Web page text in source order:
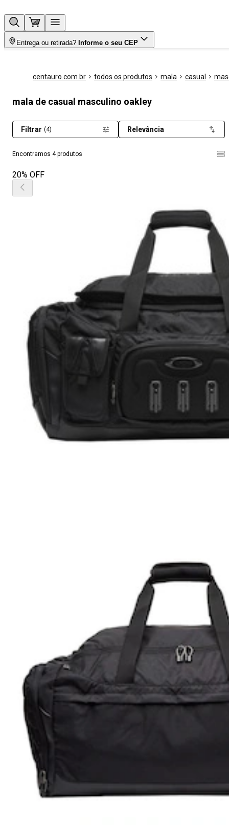
Entrega ou retirada? Informe o seu CEP
centauro.com.br todos os produtos mala casual
mala de casual masculino oakley
Encontramos 4 produtos
Filtrar (4) Relevância
20% OFF